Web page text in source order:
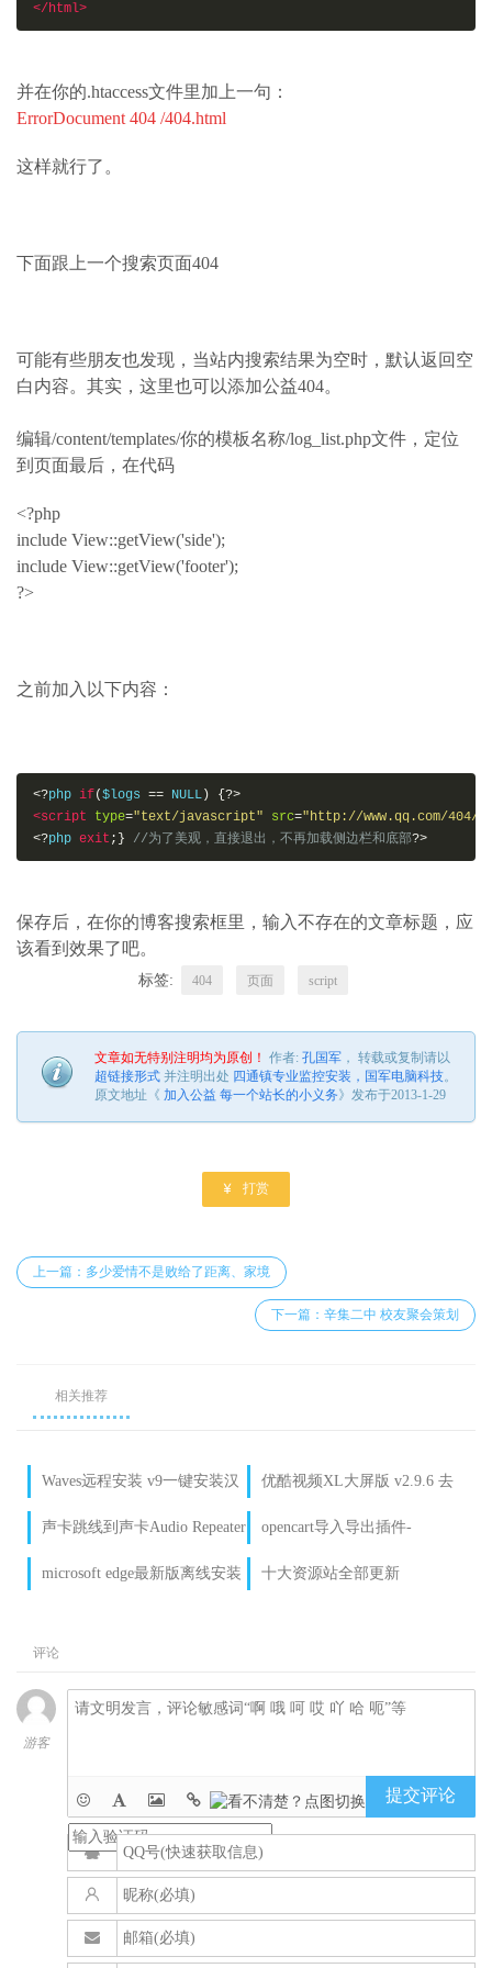
</html>
并在你的.htaccess文件里加上一句：
ErrorDocument 404 /404.html
这样就行了。
下面跟上一个搜索页面404
可能有些朋友也发现，当站内搜索结果为空时，默认返回空
白内容。其实，这里也可以添加公益404。
编辑/content/templates/你的模板名称/log_list.php文件，定位
到页面最后，在代码
<?php
include View::getView('side');
include View::getView('footer');
?>
之前加入以下内容：
<?php if($logs == NULL )
{?>
<script
type="text/javascript" src="http://www.qq.com/404/
<?php exit ;} //为了美观，直接退出，不再加载侧边栏和底部?>
保存后，在你的博客搜索框里，输入不存在的文章标题，应
该看到效果了吧。
标签: 404 页面 script
文章如无特别注明均为原创！ 作者: 孔国军 ， 转载或复制请以
超链接形式 并注明出处 四通镇专业监控安装，国军电脑科技。
原文地址《 加入公益 每一个站长的小义务》发布于2013-1-29
 打赏
上一篇：多少爱情不是败给了距离、家境
下一篇：辛集二中 校友聚会策划
相关推荐
Waves远程安装 v9一键安装汉
优酷视频XL大屏版 v2.9.6 去
广告版
声卡跳线到声卡Audio Repeater
opencart导入导出插件-
Export/Import Tool的安装使
用
microsoft edge最新版离线安装
十大资源站全部更新
评论
游客
提交评论